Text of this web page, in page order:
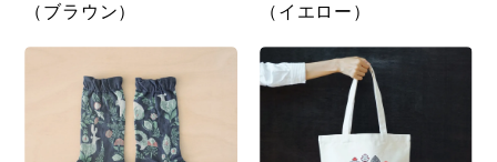
（ブラウン）
（イエロー）